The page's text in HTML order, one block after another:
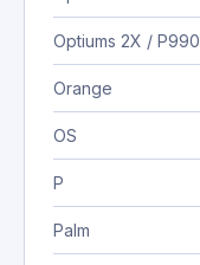
Optiums 2X / P990
Orange
OS
P
Palm